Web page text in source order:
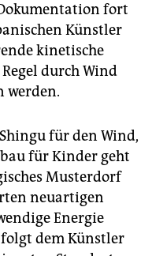
fort
Künstler
kinetische
durch Wind
werden.
für den Wind,
für Kinder geht
Musterdorf
neuartigen
Energie
dem Künstler